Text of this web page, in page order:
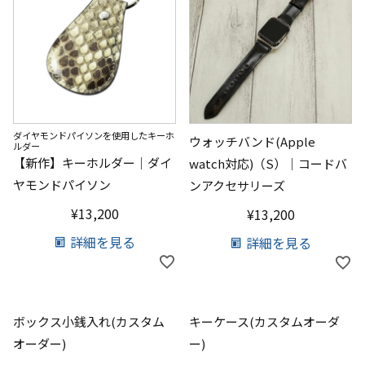
ダイヤモンドパイソンを使用したキーホ
ルダー
【新作】キーホルダー｜ダイ
ヤモンドパイソン
¥13,200
詳細を見る
ウォッチバンド(Apple
watch対応)（S）｜コードバ
ンアクセサリーズ
¥13,200
詳細を見る
ボックス小銭入れ(カスタム
オーダー)
キーケース(カスタムオーダ
ー)